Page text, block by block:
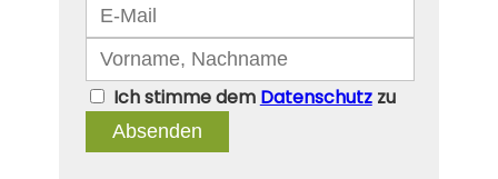
Ich stimme dem Datenschutzzu
Absenden